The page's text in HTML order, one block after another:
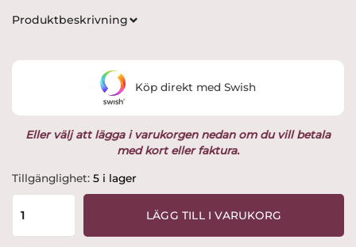
ursprungliga
695 kr.
nuvarande
är:
499 kr.
Produktbeskrivning
Eller välj att lägga i varukorgen nedan om du vill betala
med kort eller faktura.
Tillgänglighet: 5 i lager
Spring
Copenhagen
LÄGG TILL I VARUKORG
Köp direkt med Swish